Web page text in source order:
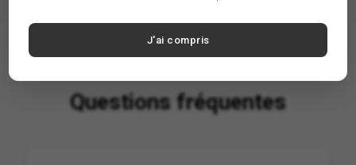
Questions fréquentes
J'ai compris